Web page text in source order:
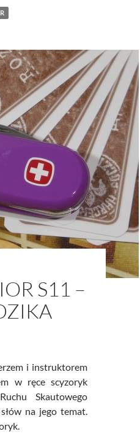
S11 –
i instruktorem
w ręce scyzoryk
Skautowego
na jego temat.